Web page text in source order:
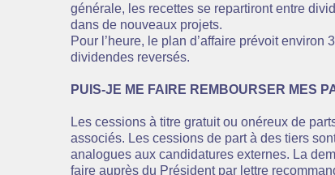
générale, les recettes se repartiront entre
dans de nouveaux projets.
Pour l’heure, le plan d’affaire prévoit environ
dividendes reversés.
PUIS-JE ME FAIRE REMBOURSER MES
Les cessions à titre gratuit ou onéreux de
associés. Les cessions de part à des tiers
analogues aux candidatures externes. La
faire auprès du Président par lettre